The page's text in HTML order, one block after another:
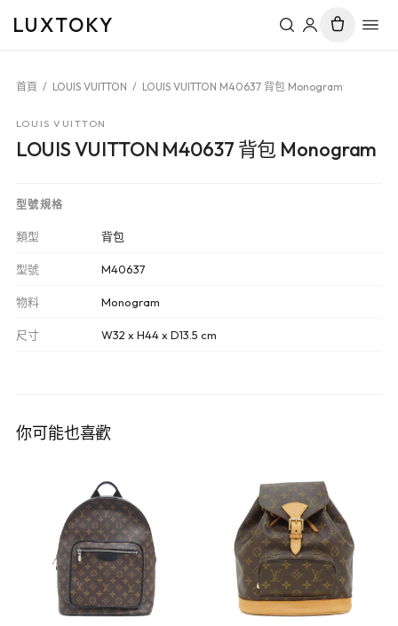
LUXTOKY
首頁 / LOUIS VUITTON / LOUIS VUITTON M40637 背包 Monogram
LOUIS VUITTON
LOUIS VUITTON M40637 背包 Monogram
型號規格
類型 背包
型號 M40637
物料 Monogram
尺寸 W32 x H44 x D13.5 cm
你可能也喜歡